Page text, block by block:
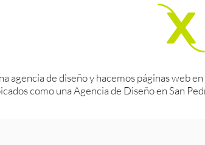
agencia de diseño y hacemos páginas web
como una Agencia de Diseño en San